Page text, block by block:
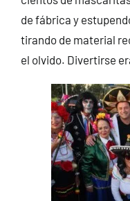
de fábrica y
tirando de material
el olvido. Divertirse